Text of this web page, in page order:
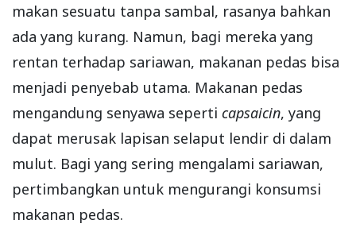
makan sesuatu tanpa sambal, rasanya bahkan
ada yang kurang. Namun, bagi mereka yang
rentan terhadap sariawan, makanan pedas bisa
menjadi penyebab utama. Makanan pedas
mengandung senyawa seperti capsaicin, yang
dapat merusak lapisan selaput lendir di dalam
mulut. Bagi yang sering mengalami sariawan,
pertimbangkan untuk mengurangi konsumsi
makanan pedas.